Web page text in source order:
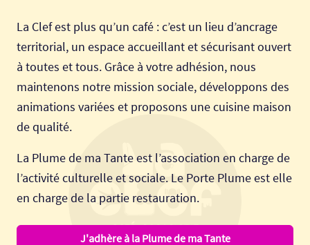
La Clef est plus qu’un café : c’est un lieu d’ancrage
territorial, un espace accueillant et sécurisant ouvert
à toutes et tous. Grâce à votre adhésion, nous
maintenons notre mission sociale, développons des
animations variées et proposons une cuisine maison
de qualité.
La Plume de ma Tante est l’association en charge de
l’activité culturelle et sociale. Le Porte Plume est elle
en charge de la partie restauration.
J'adhère à la Plume de ma Tante